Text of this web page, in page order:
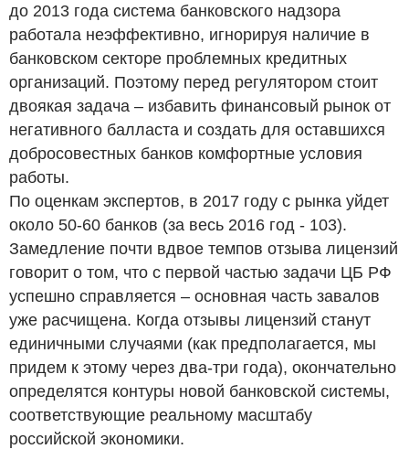
до 2013 года система банковского надзора
работала неэффективно, игнорируя наличие в
банковском секторе проблемных кредитных
организаций. Поэтому перед регулятором стоит
двоякая задача – избавить финансовый рынок от
негативного балласта и создать для оставшихся
добросовестных банков комфортные условия
работы.
По оценкам экспертов, в 2017 году с рынка уйдет
около 50-60 банков (за весь 2016 год - 103).
Замедление почти вдвое темпов отзыва лицензий
говорит о том, что с первой частью задачи ЦБ РФ
успешно справляется – основная часть завалов
уже расчищена. Когда отзывы лицензий станут
единичными случаями (как предполагается, мы
придем к этому через два-три года), окончательно
определятся контуры новой банковской системы,
соответствующие реальному масштабу
российской экономики.